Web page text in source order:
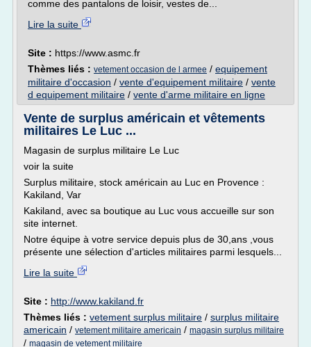
comme des pantalons de loisir, vestes de...
Lire la suite
Site : https://www.asmc.fr
Thèmes liés : vetement occasion de l armee / equipement
militaire d'occasion / vente d'equipement militaire / vente
d equipement militaire / vente d'arme militaire en ligne
Vente de surplus américain et vêtements
militaires Le Luc ...
Magasin de surplus militaire Le Luc
voir la suite
Surplus militaire, stock américain au Luc en Provence :
Kakiland, Var
Kakiland, avec sa boutique au Luc vous accueille sur son
site internet.
Notre équipe à votre service depuis plus de 30,ans ,vous
présente une sélection d'articles militaires parmi lesquels...
Lire la suite
Site : http://www.kakiland.fr
Thèmes liés : vetement surplus militaire / surplus militaire
americain / vetement militaire americain / magasin surplus militaire
/ magasin de vetement militaire